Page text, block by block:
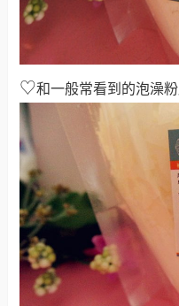
♡和一般常看到的泡澡